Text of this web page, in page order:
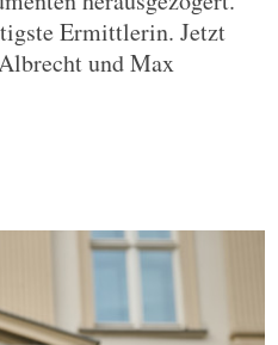
Ermittlerin. Jetzt
und Max